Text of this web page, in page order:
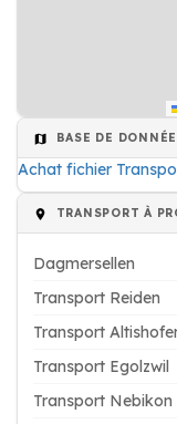
BASE DE
Achat fichier
TRANSPORT À
Dagmersellen
Transport Reiden
Transport
Transport Egolzwil
Transport Nebikon